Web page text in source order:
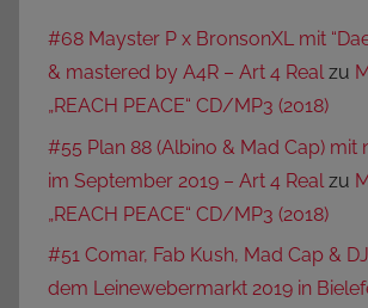
#68 Mayster P x BronsonXL mit
& mastered by A4R – Art 4 Realzu
„REACH PEACE“ CD/MP3 (2018)
#55 Plan 88 (Albino & Mad Cap) mit
im September 2019 – Art 4 Real zu
„REACH PEACE“ CD/MP3 (2018)
#51 Comar, Fab Kush, Mad Cap &
dem Leinewebermarkt 2019 in